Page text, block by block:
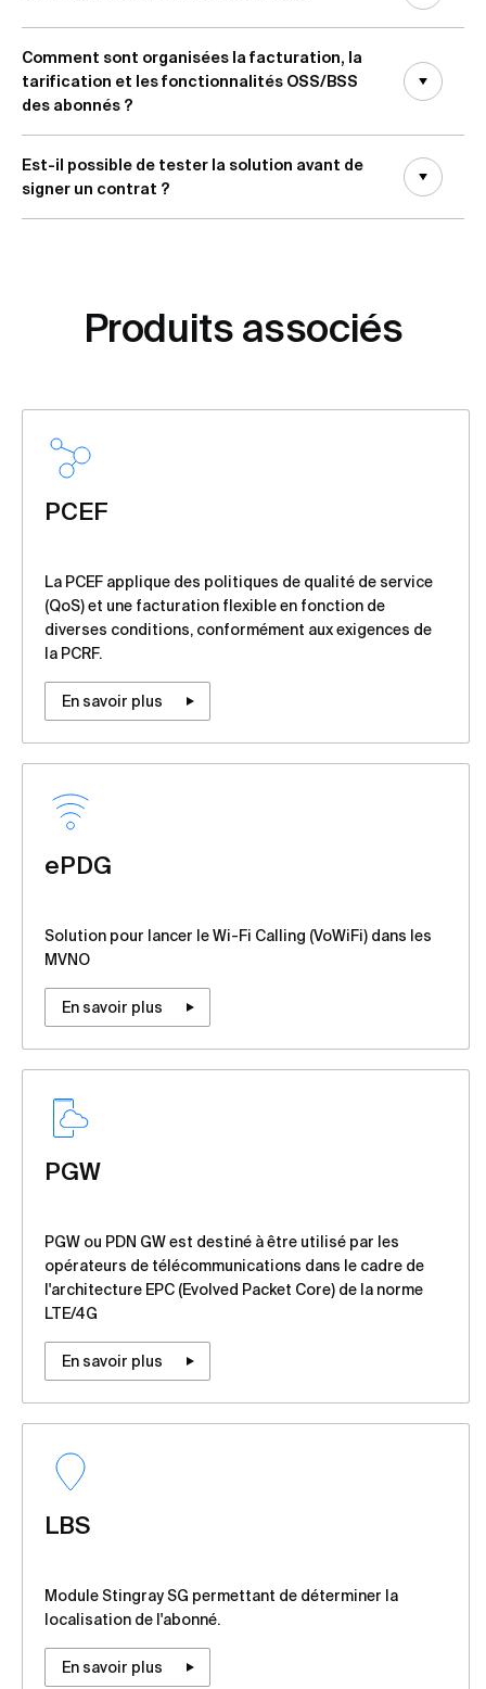
Comment sont organisées la facturation, la
tarification et les fonctionnalités OSS/BSS
des abonnés ?
Est-il possible de tester la solution avant de
signer un contrat ?
Produits associés
PCEF
La PCEF applique des politiques de qualité de service
(QoS) et une facturation flexible en fonction de
diverses conditions, conformément aux exigences de
la PCRF.
En savoir plus
ePDG
Solution pour lancer le Wi-Fi Calling (VoWiFi) dans les
MVNO
En savoir plus
PGW
PGW ou PDN GW est destiné à être utilisé par les
opérateurs de télécommunications dans le cadre de
l'architecture EPC (Evolved Packet Core) de la norme
LTE/4G
En savoir plus
LBS
Module Stingray SG permettant de déterminer la
localisation de l'abonné.
En savoir plus